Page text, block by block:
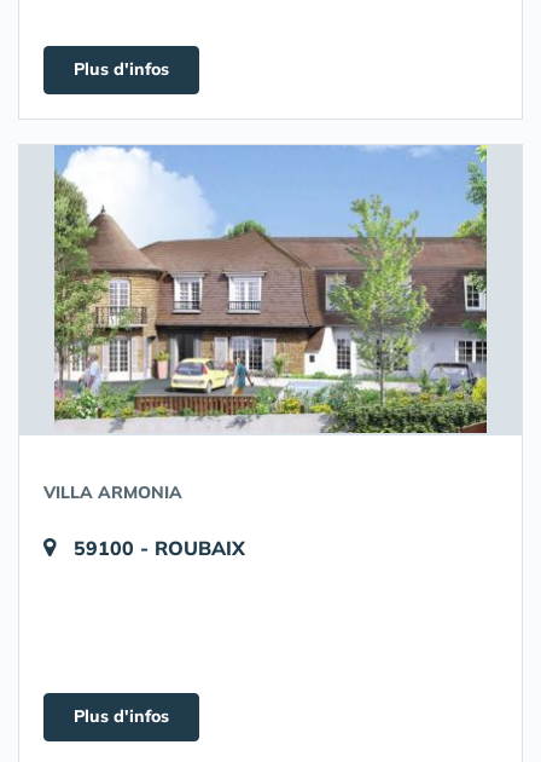
Plus d'infos
VILLA ARMONIA
59100 - ROUBAIX
Plus d'infos